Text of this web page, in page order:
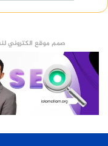
صمم موقع الكتروني